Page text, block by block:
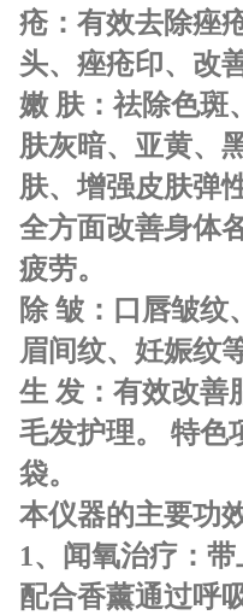
疮：有效去除痤
头、痤疮印、改
嫩 肤：祛除色斑
肤灰暗、亚黄、
肤、增强皮肤弹
全方面改善身体
疲劳。
除 皱：口唇皱纹
眉间纹、妊娠纹等
生 发：有效改善
毛发护理。 特色
袋。
本仪器的主要功
1、闻氧治疗： 带
配合香薰通过呼